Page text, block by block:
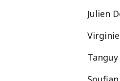
Julien